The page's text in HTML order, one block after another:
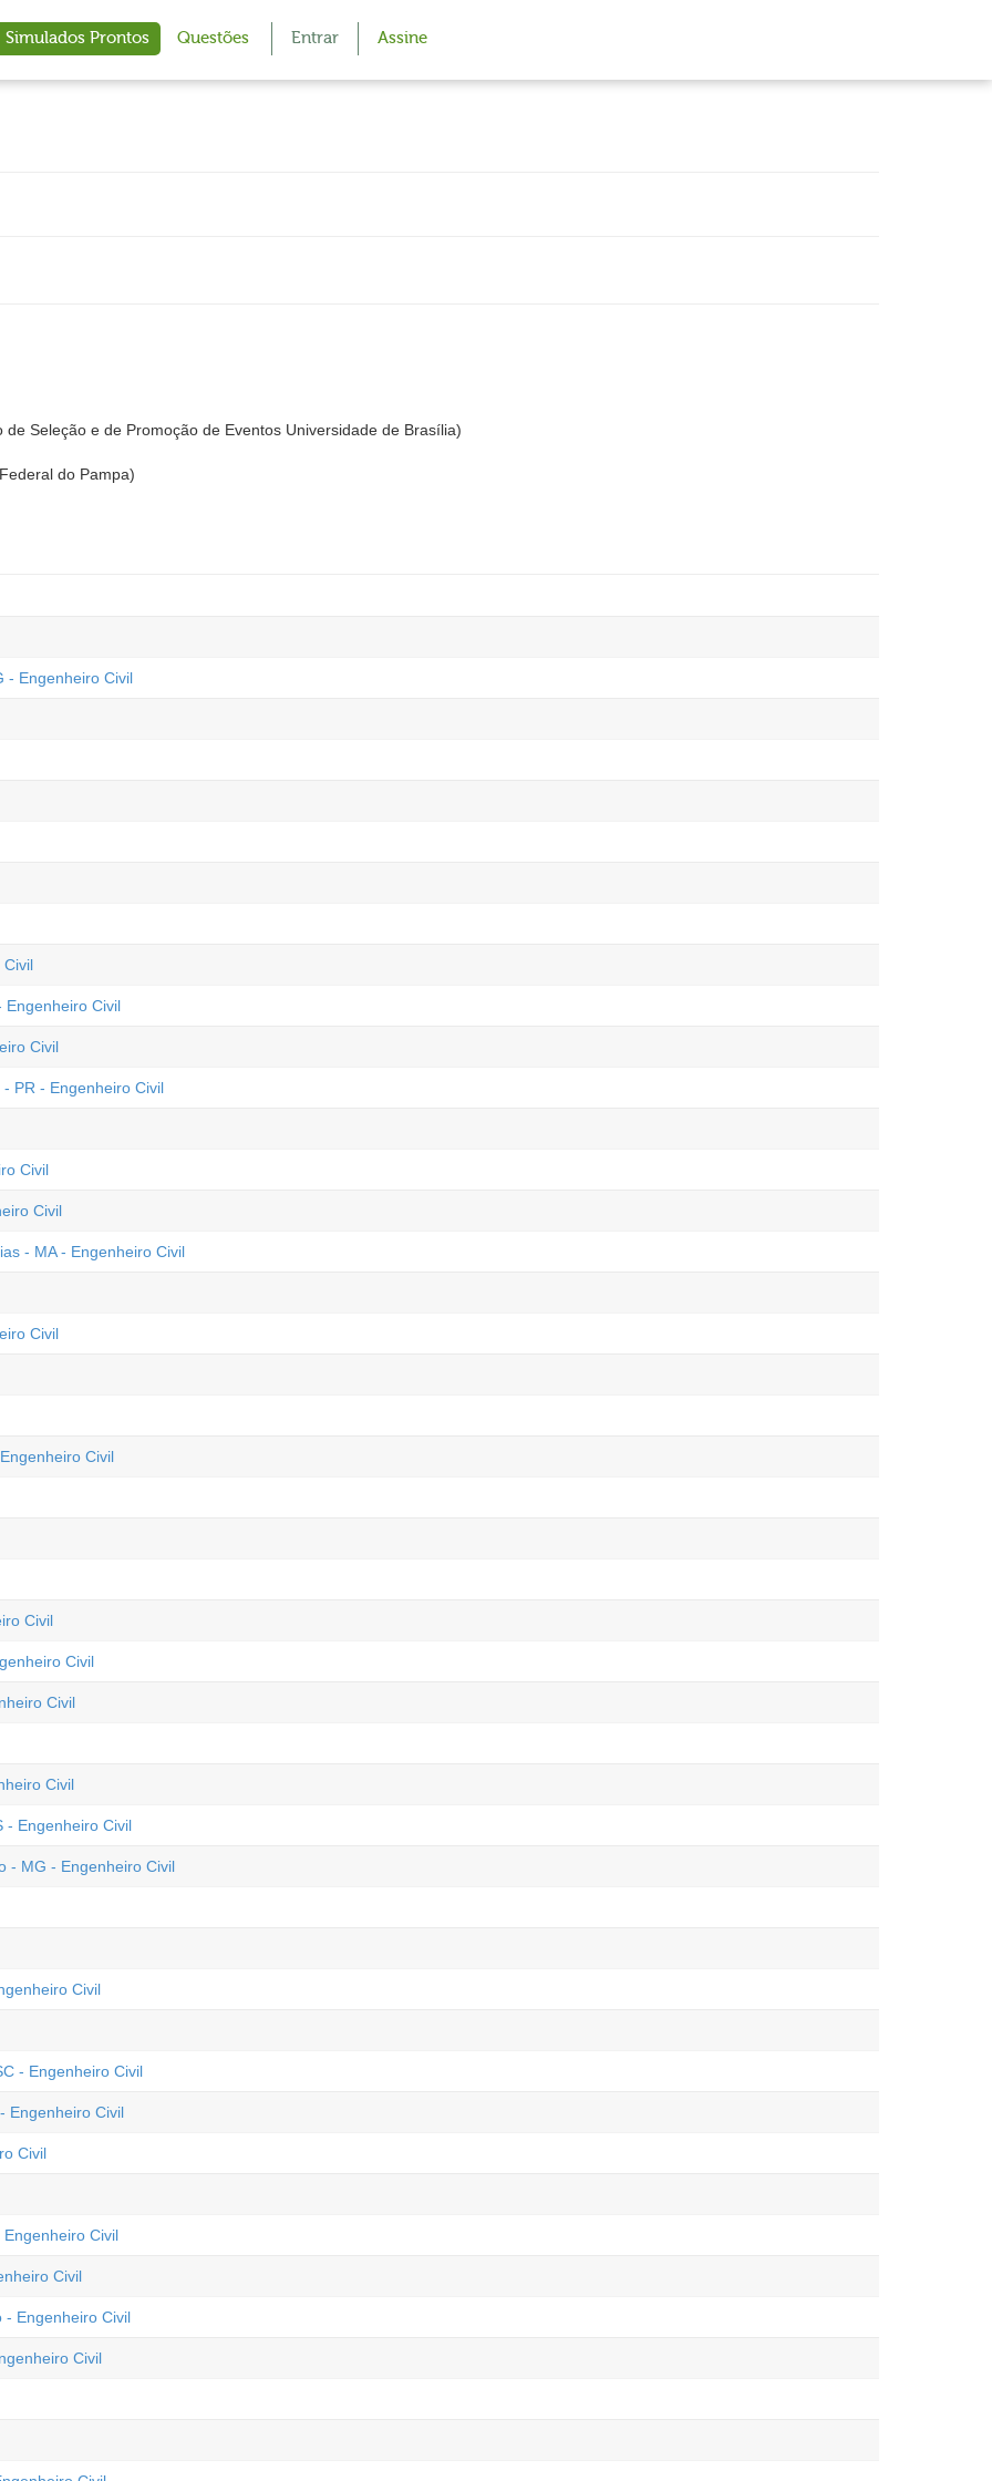
Simulados Prontos Questões Entrar Assine
Seleção e de Promoção de Eventos Universidade de Brasília)
do Pampa)
- Engenheiro Civil
Civil
Engenheiro Civil
Civil
PR - Engenheiro Civil
Civil
Civil
- MA - Engenheiro Civil
Civil
Civil
Civil
Civil
Civil
Civil
- Engenheiro Civil
- MG - Engenheiro Civil
Civil
- Engenheiro Civil
Engenheiro Civil
Civil
Civil
Civil
- Engenheiro Civil
Civil